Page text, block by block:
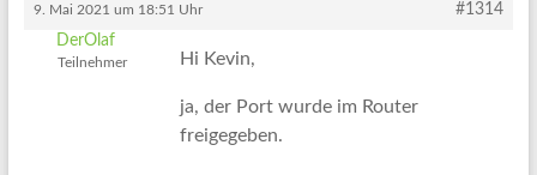
9. Mai 2021 um 18:51 Uhr
#1314
DerOlaf
Teilnehmer Hi Kevin,
ja, der Port wurde im Router
freigegeben.